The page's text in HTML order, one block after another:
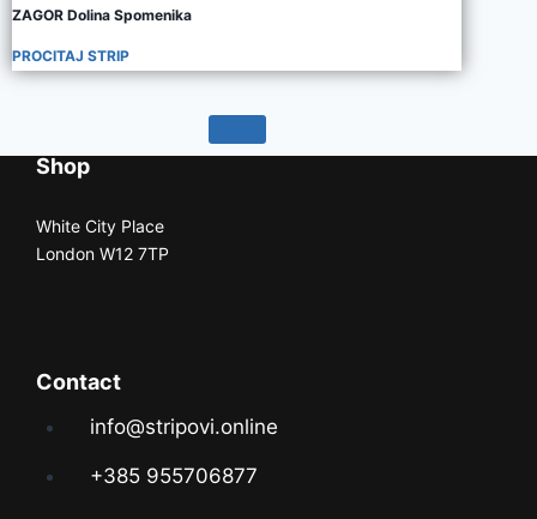
ZAGOR Dolina Spomenika
PROCITAJ STRIP
Shop
White City Place
London W12 7TP
Contact
info@stripovi.online
+385 955706877